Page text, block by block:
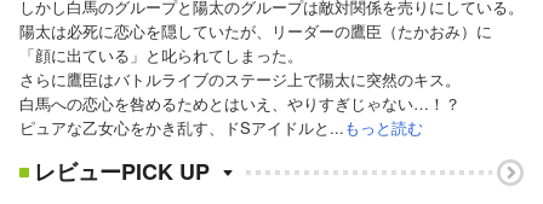
しかし白馬のグループと陽太のグループは敵対関係を売りにしている。
陽太は必死に恋心を隠していたが、リーダーの鷹臣（たかおみ）に
「顔に出ている」と叱られてしまった。
さらに鷹臣はバトルライブのステージ上で陽太に突然のキス。
白馬への恋心を咎めるためとはいえ、やりすぎじゃない…！？
ピュアな乙女心をかき乱す、ドSアイドルと...もっと読む
レビューPICK UP